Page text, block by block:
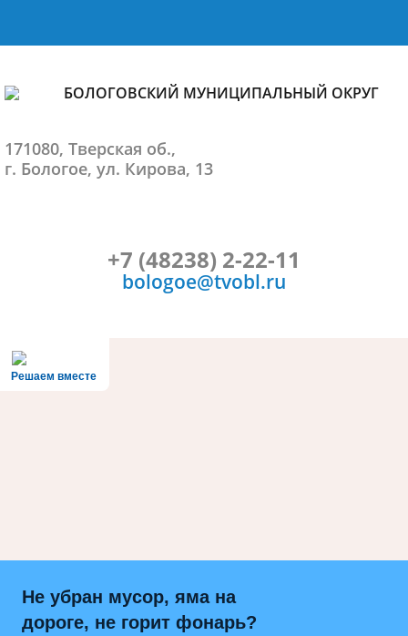
БОЛОГОВСКИЙ МУНИЦИПАЛЬНЫЙ ОКРУГ
171080, Тверская об.,
г. Бологое, ул. Кирова, 13
+7 (48238) 2-22-11
bologoe@tvobl.ru
Решаем вместе
Не убран мусор, яма на
дороге, не горит фонарь?